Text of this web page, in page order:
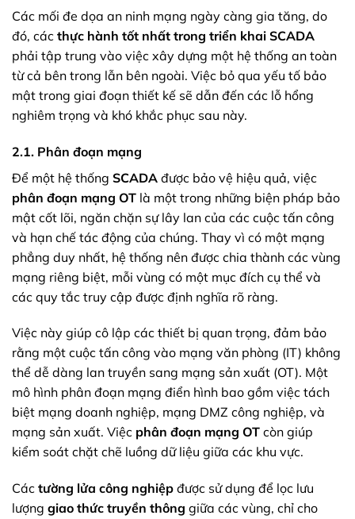
Các mối đe dọa an ninh mạng ngày càng gia tăng, do
đó, các thực hành tốt nhất trong triển khai SCADA
phải tập trung vào việc xây dựng một hệ thống an toàn
từ cả bên trong lẫn bên ngoài. Việc bỏ qua yếu tố bảo
mật trong giai đoạn thiết kế sẽ dẫn đến các lỗ hổng
nghiêm trọng và khó khắc phục sau này.
2.1. Phân đoạn mạng
Để một hệ thống SCADA được bảo vệ hiệu quả, việc
phân đoạn mạng OT là một trong những biện pháp bảo
mật cốt lõi, ngăn chặn sự lây lan của các cuộc tấn công
và hạn chế tác động của chúng. Thay vì có một mạng
phẳng duy nhất, hệ thống nên được chia thành các vùng
mạng riêng biệt, mỗi vùng có một mục đích cụ thể và
các quy tắc truy cập được định nghĩa rõ ràng.
Việc này giúp cô lập các thiết bị quan trọng, đảm bảo
rằng một cuộc tấn công vào mạng văn phòng (IT) không
thể dễ dàng lan truyền sang mạng sản xuất (OT). Một
mô hình phân đoạn mạng điển hình bao gồm việc tách
biệt mạng doanh nghiệp, mạng DMZ công nghiệp, và
mạng sản xuất. Việc phân đoạn mạng OT còn giúp
kiểm soát chặt chẽ luồng dữ liệu giữa các khu vực.
Các tường lửa công nghiệp được sử dụng để lọc lưu
lượng giao thức truyền thông giữa các vùng, chỉ cho